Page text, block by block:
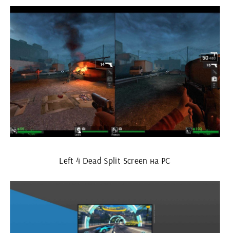
Left 4 Dead Split Screen на PC